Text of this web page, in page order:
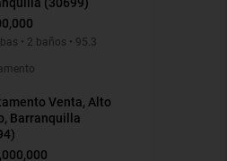
• 2 baños • 95.3
Venta, Alto
Barranquilla